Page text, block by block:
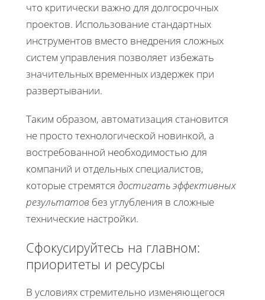
что критически важно для долгосрочных
проектов. Использование стандартных
инструментов вместо внедрения сложных
систем управления позволяет избежать
значительных временных издержек при
развертывании.
Таким образом, автоматизация становится
не просто технологической новинкой, а
востребованной необходимостью для
компаний и отдельных специалистов,
которые стремятся достигать эффективных
результатов без углубления в сложные
технические настройки.
Сфокусируйтесь на главном:
приоритеты и ресурсы
В условиях стремительно изменяющегося